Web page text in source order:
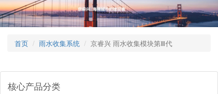
首页 雨水收集系统 京睿兴 雨水收集模块第Ⅲ代
核心产品分类